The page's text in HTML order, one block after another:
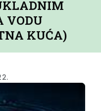
VODU
KUĆA)